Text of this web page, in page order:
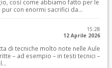
così come abbiamo fatto per le
con enormi sacrifici da...
15:28
12 Aprile 2026
di tecniche molto note nelle Aule
– ad esempio – in testi tecnici –